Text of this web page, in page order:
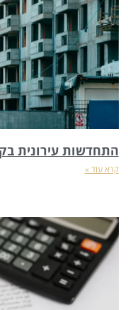
התחדשות עירונית
קרא עוד »